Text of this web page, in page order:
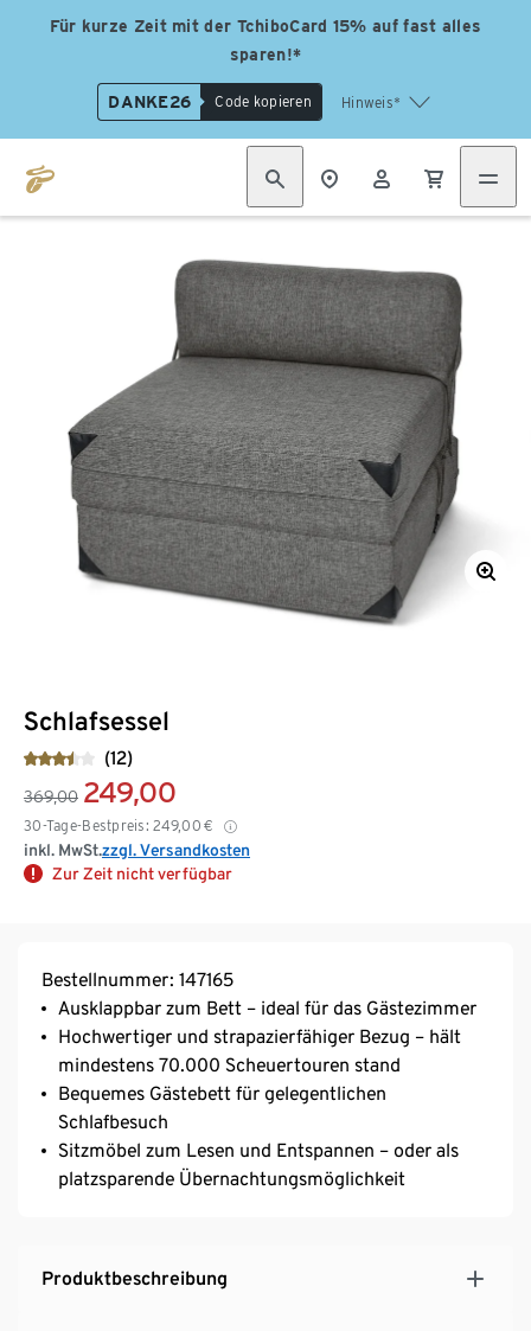
Für kurze Zeit mit der TchiboCard 15% auf fast alles
sparen!*
DANKE26 Code kopieren Hinweis*
Schlafsessel
(12)
369,00 249,00
30-Tage-Bestpreis: 249,00 €
inkl. MwSt.zzgl. Versandkosten
Zur Zeit nicht verfügbar
Bestellnummer: 147165
Ausklappbar zum Bett – ideal für das Gästezimmer
Hochwertiger und strapazierfähiger Bezug – hält
mindestens 70.000 Scheuertouren stand
Bequemes Gästebett für gelegentlichen
Schlafbesuch
Sitzmöbel zum Lesen und Entspannen – oder als
platzsparende Übernachtungsmöglichkeit
Produktbeschreibung